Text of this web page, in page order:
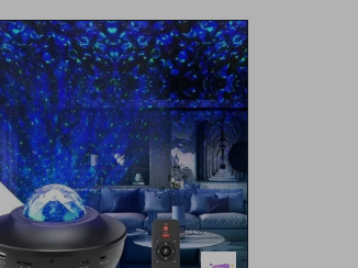
Proyecto de estrellas y auroras
boreales, tambien parlante con
bluetooth con control remoto.
Con función audio rítmica.